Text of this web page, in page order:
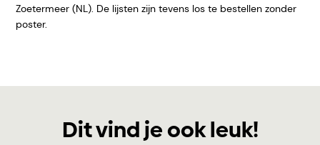
Zoetermeer (NL). De lijsten zijn tevens los te bestellen zonder
poster.
Dit vind je ook leuk!